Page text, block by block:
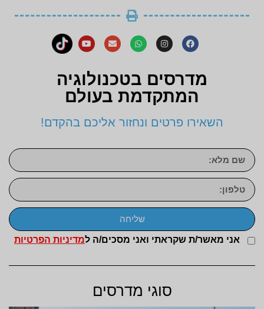
מדרסים בטכנולוגיה
המתקדמת בעולם
השאירו פרטים ונחזור אליכם בהקדם!
אני מאשר/ת שקראתי ואני מסכים/ה למדיניות הפרטיות
שליחה
סוגי מדרסים